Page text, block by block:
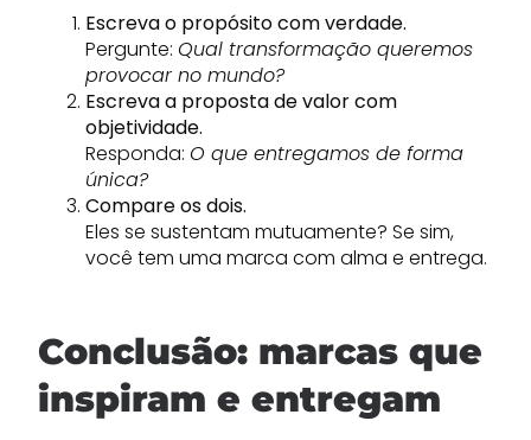
Escreva o propósito com verdade.
Pergunte: Qual transformação queremos
provocar no mundo?
Escreva a proposta de valor com
objetividade.
Responda: O que entregamos de forma
única?
Compare os dois.
Eles se sustentam mutuamente? Se sim,
você tem uma marca com alma e entrega.
Conclusão: marcas que
inspiram e entregam